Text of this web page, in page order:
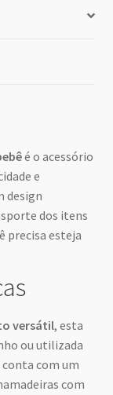
é o acessório
e
design
dos itens
precisa esteja
versátil, esta
ou utilizada
com um
com